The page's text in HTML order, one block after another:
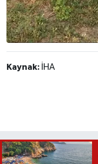
Kaynak: İHA